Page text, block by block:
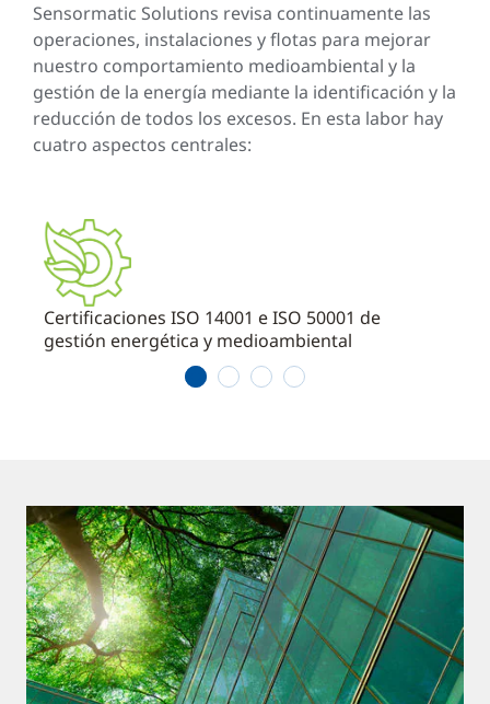
Sensormatic Solutions revisa continuamente las
operaciones, instalaciones y flotas para mejorar
nuestro comportamiento medioambiental y la
gestión de la energía mediante la identificación y la
reducción de todos los excesos. En esta labor hay
cuatro aspectos centrales:
Certificaciones ISO 14001 e ISO 50001 de
gestión energética y medioambiental